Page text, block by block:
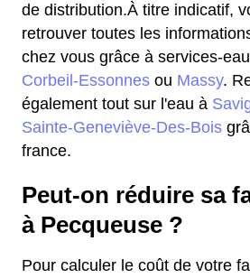
de distribution.À titre indicatif,
retrouver toutes les
chez vous grâce à services-
Corbeil-Essonnes ou Massy.
également tout sur l'eau à
Sainte-Geneviève-Des-Bois
france.
Peut-on réduire sa
à Pecqueuse ?
Pour calculer le coût de votre